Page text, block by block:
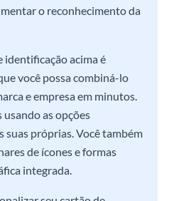
o reconhecimento da
identificação acima é
você possa combiná-lo
e empresa em minutos.
usando as opções
suas próprias. Você também
de ícones e formas
integrada.